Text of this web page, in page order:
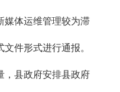
媒体运维管理较为滞
件形式进行通报。
，县政府安排县政府